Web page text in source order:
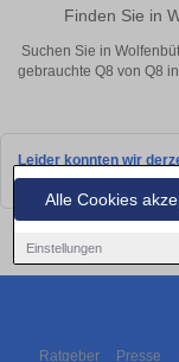
Alle Cookies
Einstellungen
Finden Sie in
Suchen Sie in
gebrauchte Q8 von Q8
Leider konnten wir
bald wieder vorbei!
Ratgeber Presse